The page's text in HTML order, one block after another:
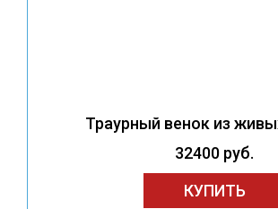
Траурный венок из
32400 руб.
КУПИТЬ